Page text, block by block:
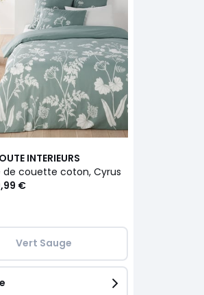
INTERIEURS
de couette coton, Cyrus
€
Vert Sauge